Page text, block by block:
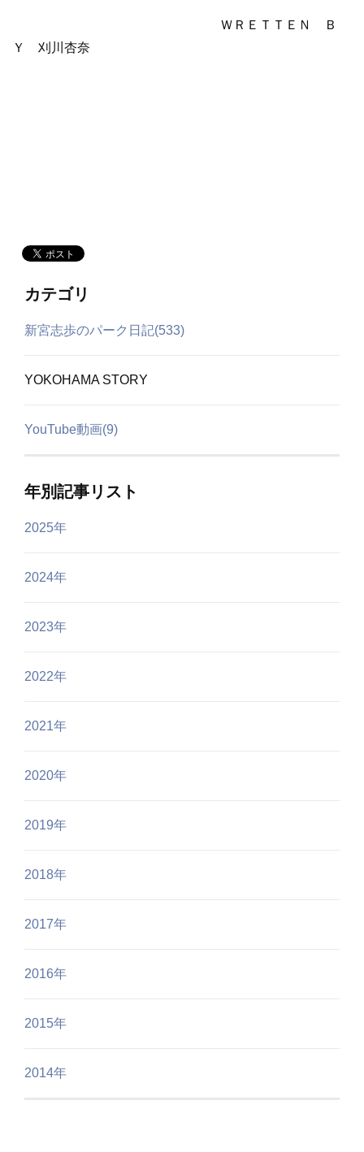
ＷＲＥＴＴＥＮ Ｂ
Ｙ 刈川杏奈
カテゴリ
新宮志歩のパーク日記(533)
YOKOHAMA STORY
YouTube動画(9)
年別記事リスト
2025年
2024年
2023年
2022年
2021年
2020年
2019年
2018年
2017年
2016年
2015年
2014年